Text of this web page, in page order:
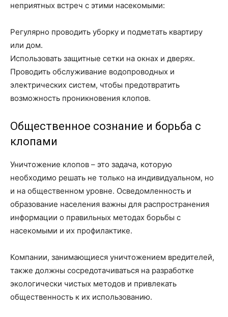
неприятных встреч с этими насекомыми:
Регулярно проводить уборку и подметать квартиру
или дом.
Использовать защитные сетки на окнах и дверях.
Проводить обслуживание водопроводных и
электрических систем, чтобы предотвратить
возможность проникновения клопов.
Общественное сознание и борьба с
клопами
Уничтожение клопов – это задача, которую
необходимо решать не только на индивидуальном, но
и на общественном уровне. Осведомленность и
образование населения важны для распространения
информации о правильных методах борьбы с
насекомыми и их профилактике.
Компании, занимающиеся уничтожением вредителей,
также должны сосредотачиваться на разработке
экологически чистых методов и привлекать
общественность к их использованию.